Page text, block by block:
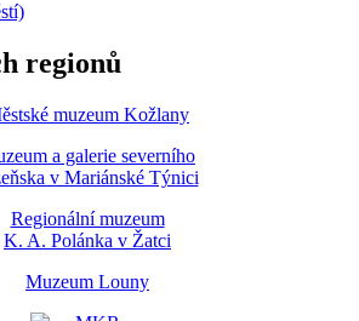
regionů
muzeum Kožlany
a galerie severního
v Mariánské Týnici
Regionální muzeum
K. A. Polánka v Žatci
Muzeum Louny